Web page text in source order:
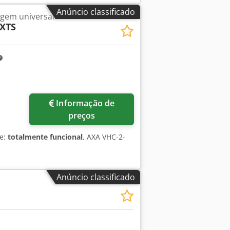
Anúncio classificado
universal
preços
totalmente funcional, AXA VHC-2-
Anúncio classificado